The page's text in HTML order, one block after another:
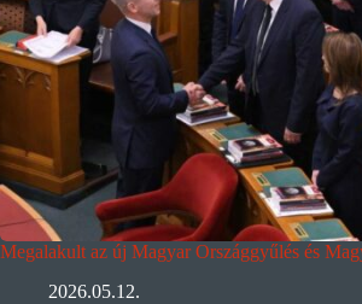
Megalakult az új Magyar Országgyűlés és
2026.05.12.